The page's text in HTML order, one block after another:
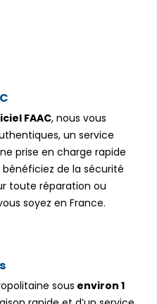
FAAC, nous vous
un service
prise en charge rapide
de la sécurité
toute réparation ou
soyez en France.
sous environ 1